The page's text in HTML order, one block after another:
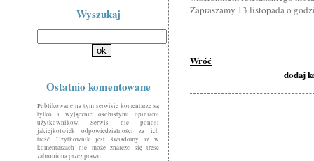
Wyszukaj
Ostatnio komentowane
Publikowane na tym serwisie komentarze są
tylko i wyłącznie osobistymi opiniami
użytkowników. Serwis nie ponosi
jakiejkolwiek odpowiedzialności za ich
treść. Użytkownik jest świadomy, iż w
komentarzach nie może znaleźć się treść
zabroniona przez prawo.
Zapraszamy 13 listopada o
Wróć
dodaj